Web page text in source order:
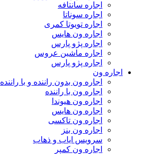
اجاره سانتافه
اجاره سوناتا
اجاره تویوتا کمری
اجاره ون هایس
اجاره پژو پارس
اجاره ماشین عروس
اجاره پژو پارس
اجاره ون
اجاره ون بدون راننده و با راننده
اجاره ون با راننده
اجاره ون هیوندا
اجاره ون هایس
اجاره ون تاکسی
اجاره ون بنز
سرویس ایاب و ذهاب
اجاره ون کمپر